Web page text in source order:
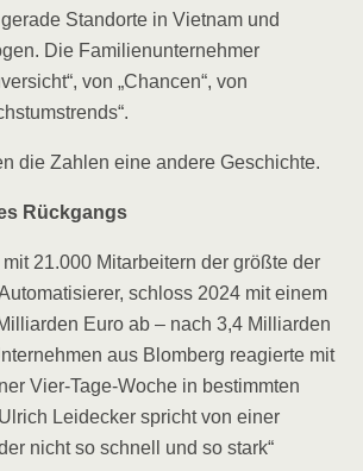
Standorte in Vietnam und
Die Familienunternehmer
von „Chancen“, von
die Zahlen eine andere Geschichte.
Rückgangs
21.000 Mitarbeitern der größte der
schloss 2024 mit einem
Euro ab – nach 3,4 Milliarden
aus Blomberg reagierte mit
Vier-Tage-Woche in bestimmten
Leidecker spricht von einer
nicht so schnell und so stark“